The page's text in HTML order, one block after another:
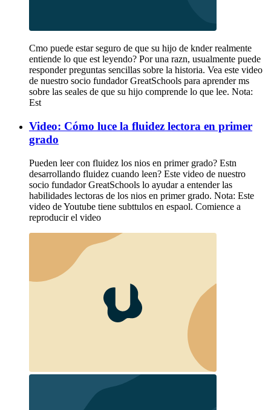
Cmo puede estar seguro de que su hijo de knder realmente
entiende lo que est leyendo? Por una razn, usualmente puede
responder preguntas sencillas sobre la historia. Vea este video
de nuestro socio fundador GreatSchools para aprender ms
sobre las seales de que su hijo comprende lo que lee. Nota:
Est
Video: Cómo luce la fluidez lectora en primer
grado
Pueden leer con fluidez los nios en primer grado? Estn
desarrollando fluidez cuando leen? Este video de nuestro
socio fundador GreatSchools lo ayudar a entender las
habilidades lectoras de los nios en primer grado. Nota: Este
video de Youtube tiene subttulos en espaol. Comience a
reproducir el video